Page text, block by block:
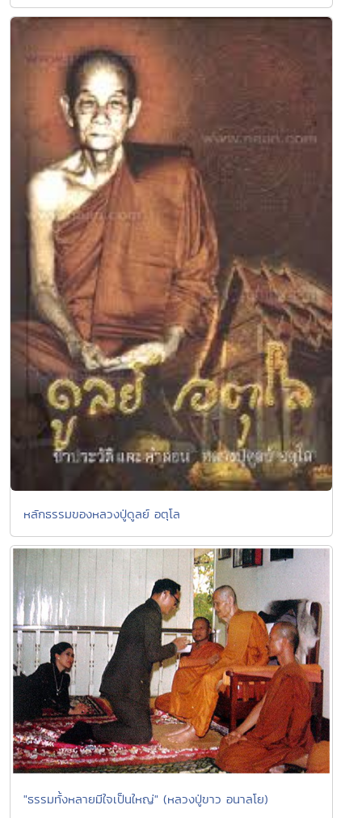
หลักธรรมของหลวงปู่ดูลย์ อตุโล
"ธรรมทั้งหลายมีใจเป็นใหญ่" (หลวงปู่ขาว อนาลโย)